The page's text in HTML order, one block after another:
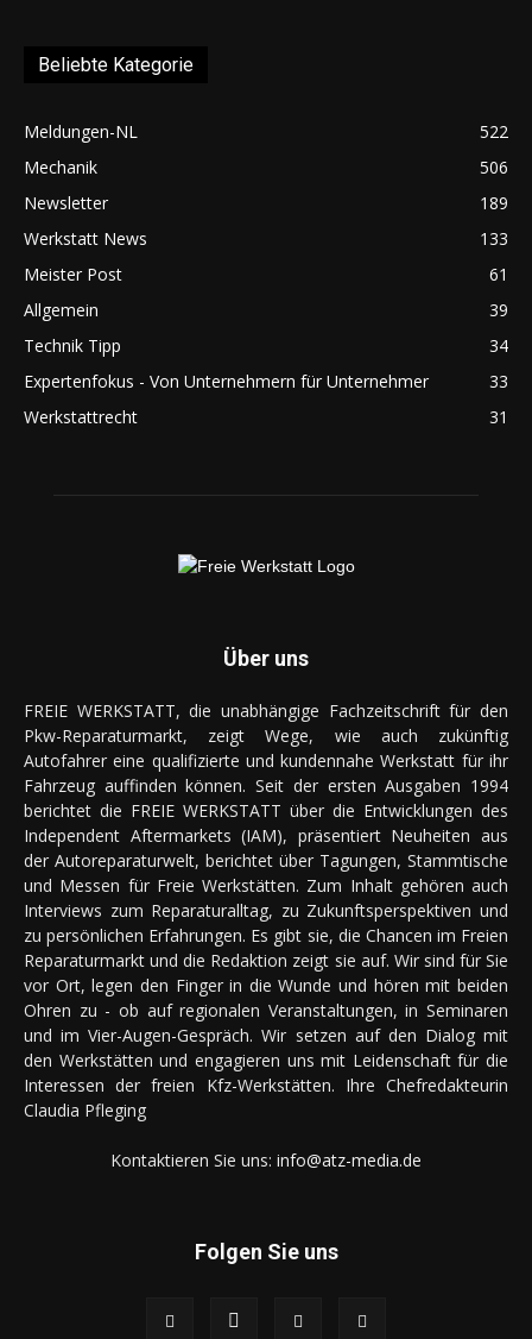
Beliebte Kategorie
Meldungen-NL
522
Mechanik
506
Newsletter
189
Werkstatt News
133
Meister Post
61
Allgemein
39
Technik Tipp
34
Expertenfokus - Von Unternehmern für Unternehmer
33
Werkstattrecht
31
Über uns
FREIE WERKSTATT, die unabhängige Fachzeitschrift für den
Pkw-Reparaturmarkt, zeigt Wege, wie auch zukünftig
Autofahrer eine qualifizierte und kundennahe Werkstatt für ihr
Fahrzeug auffinden können. Seit der ersten Ausgaben 1994
berichtet die FREIE WERKSTATT über die Entwicklungen des
Independent Aftermarkets (IAM), präsentiert Neuheiten aus
der Autoreparaturwelt, berichtet über Tagungen, Stammtische
und Messen für Freie Werkstätten. Zum Inhalt gehören auch
Interviews zum Reparaturalltag, zu Zukunftsperspektiven und
zu persönlichen Erfahrungen. Es gibt sie, die Chancen im Freien
Reparaturmarkt und die Redaktion zeigt sie auf. Wir sind für Sie
vor Ort, legen den Finger in die Wunde und hören mit beiden
Ohren zu - ob auf regionalen Veranstaltungen, in Seminaren
und im Vier-Augen-Gespräch. Wir setzen auf den Dialog mit
den Werkstätten und engagieren uns mit Leidenschaft für die
Interessen der freien Kfz-Werkstätten. Ihre Chefredakteurin
Claudia Pfleging
Kontaktieren Sie uns: info@atz-media.de
Folgen Sie uns